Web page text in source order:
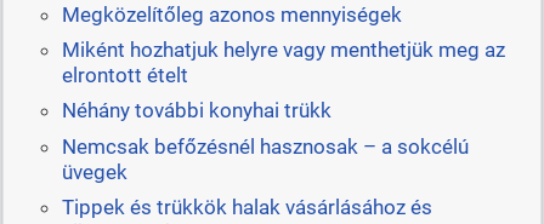
Megközelítőleg azonos mennyiségek
Miként hozhatjuk helyre vagy menthetjük meg az
elrontott ételt
Néhány további konyhai trükk
Nemcsak befőzésnél hasznosak – a sokcélú
üvegek
Tippek és trükkök halak vásárlásához és